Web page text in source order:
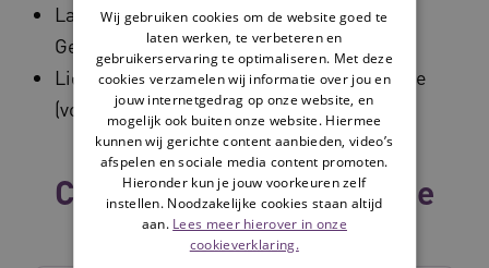
Landelijk coördinator van het Nederlands
Geheugenpoli Netwerk (NGN)
Lid van de kernredactie van DementieVisie
(voorheen Denkbeeld)
Collega's binnen dezelfde
vakgroep
Wij gebruiken cookies om de website goed te
laten werken, te verbeteren en
gebruikerservaring te optimaliseren. Met deze
cookies verzamelen wij informatie over jou en
jouw internetgedrag op onze website, en
mogelijk ook buiten onze website. Hiermee
kunnen wij gerichte content aanbieden, video’s
afspelen en sociale media content promoten.
Hieronder kun je jouw voorkeuren zelf
instellen. Noodzakelijke cookies staan altijd
aan. Lees meer hierover in onze
cookieverklaring.